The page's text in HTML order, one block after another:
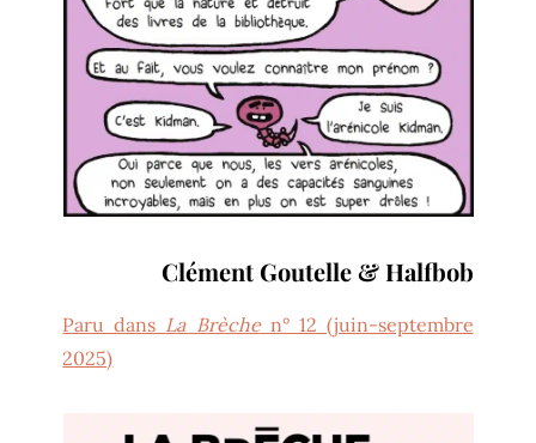
Clément Goutelle & Halfbob
Paru dans La Brèchen° 12 (juin-septembre
2025)